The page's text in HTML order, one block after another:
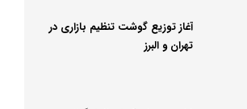
آغاز توزیع گوشت تنظیم بازاری در
تهران و البرز